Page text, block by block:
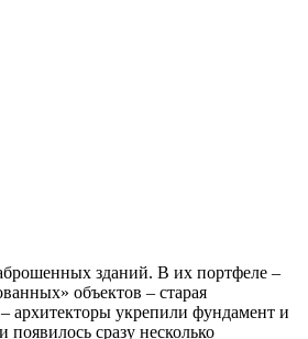
зданий. В их портфеле –
объектов – старая
архитекторы укрепили фундамент и
сразу несколько